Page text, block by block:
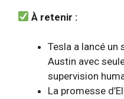
À retenir :
Tesla a lancé un
Austin avec
supervision
La promesse